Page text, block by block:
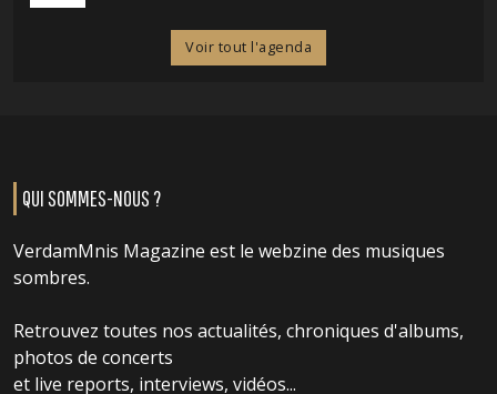
Voir tout l'agenda
QUI SOMMES-NOUS ?
VerdamMnis Magazine est le webzine des musiques
sombres.
Retrouvez toutes nos actualités, chroniques d'albums,
photos de concerts
et live reports, interviews, vidéos...